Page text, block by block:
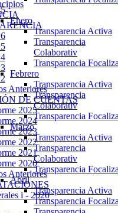
Enero
Transparencia Activa
Transparencia
Colaborativ
Transparencia
Febrero
Transparencia Activa
Transparencia
Colaborativ
Transparencia
Marzo
Transparencia Activa
Transparencia
Colaborativ
Transparencia
Abril
Transparencia Activa
Transparencia
Anteriores
DE CUENTAS
2025
2024
2023
2022
2021
2020
Anteriores
i - 2020